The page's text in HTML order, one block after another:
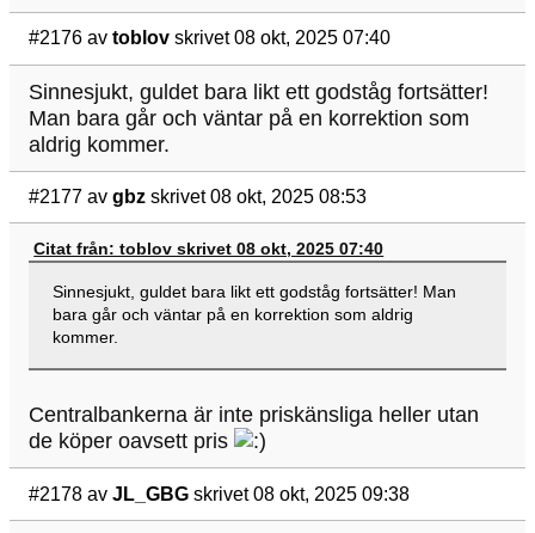
#2176 av toblov skrivet 08 okt, 2025 07:40
Sinnesjukt, guldet bara likt ett godståg fortsätter!
Man bara går och väntar på en korrektion som
aldrig kommer.
#2177 av gbz skrivet 08 okt, 2025 08:53
Citat från: toblov skrivet 08 okt, 2025 07:40
Sinnesjukt, guldet bara likt ett godståg fortsätter! Man
bara går och väntar på en korrektion som aldrig
kommer.
Centralbankerna är inte priskänsliga heller utan
de köper oavsett pris
#2178 av JL_GBG skrivet 08 okt, 2025 09:38